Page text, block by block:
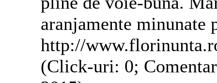
aranjamente minunate
http://
(Click-uri: 0;